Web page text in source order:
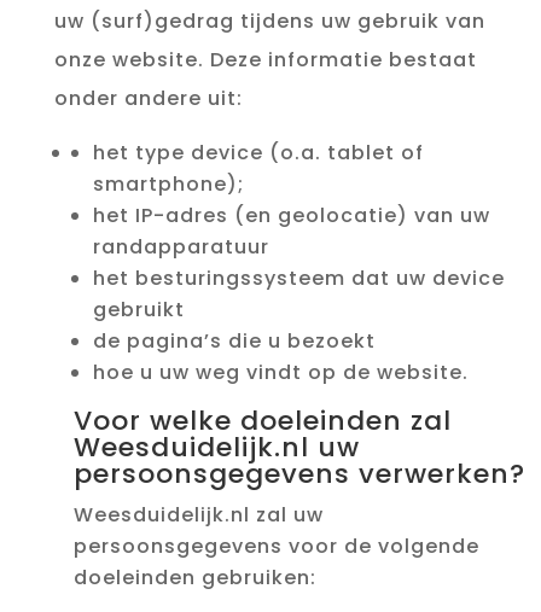
uw (surf)gedrag tijdens uw gebruik van
onze website. Deze informatie bestaat
onder andere uit:
het type device (o.a. tablet of
smartphone);
het IP-adres (en geolocatie) van uw
randapparatuur
het besturingssysteem dat uw device
gebruikt
de pagina’s die u bezoekt
hoe u uw weg vindt op de website.
Voor welke doeleinden zal
Weesduidelijk.nl uw
persoonsgegevens verwerken?
Weesduidelijk.nl zal uw
persoonsgegevens voor de volgende
doeleinden gebruiken: